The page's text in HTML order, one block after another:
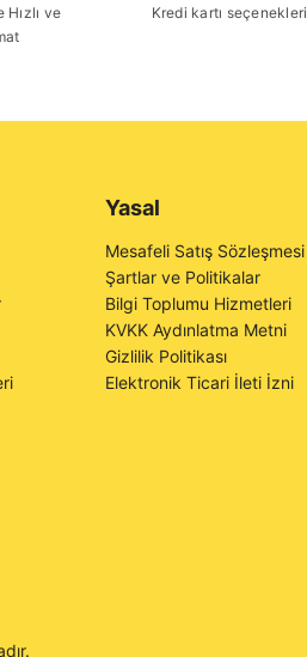
Hızlı ve
Kredi kartı seçenekleri
Yasal
Mesafeli Satış Sözleşmesi
Şartlar ve Politikalar
Bilgi Toplumu Hizmetleri
KVKK Aydınlatma Metni
Gizlilik Politikası
Elektronik Ticari İleti İzni